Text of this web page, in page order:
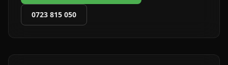
0723 815 050